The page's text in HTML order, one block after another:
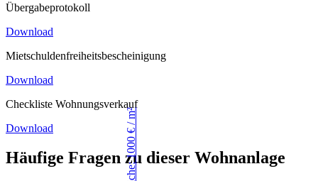
Übergabeprotokoll
Download
Mietschuldenfreiheitsbescheinigung
Download
Checkliste Wohnungsverkauf
Download
Häufige Fragen zu dieser Wohnanlage